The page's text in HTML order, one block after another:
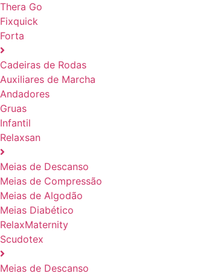
Thera Go
Fixquick
Forta
Cadeiras de Rodas
Auxiliares de Marcha
Andadores
Gruas
Infantil
Relaxsan
Meias de Descanso
Meias de Compressão
Meias de Algodão
Meias Diabético
RelaxMaternity
Scudotex
Meias de Descanso